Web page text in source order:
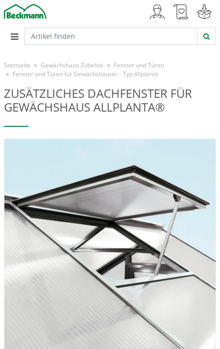
Startseite Gewächshaus Zubehör
Fenster und Türen
Fenster und Türen für Gewächshäuser - Typ Allplanta
ZUSÄTZLICHES DACHFENSTER FÜR
GEWÄCHSHAUS ALLPLANTA®